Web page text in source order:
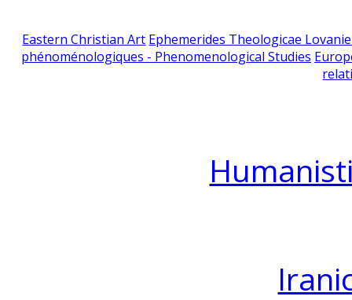
Eastern Christian Art Ephemerides Theologicae
phénoménologiques - Phenomenological Studies